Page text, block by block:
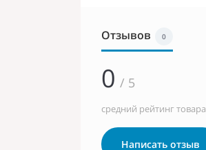
Отзывов 0
0 / 5
средний рейтинг товара
Написать отзыв